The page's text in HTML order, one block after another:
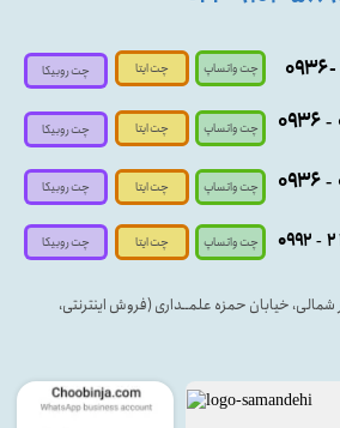
- ۰۹۳۶
شمالی، خیابان حمزه علمــداری (فروش اینترنتی،
-۰۹۳۶
- ۰۹۳۶
۲ - ۰۹۹۲
چت واتساپ
چت واتساپ
چت واتساپ
چت واتساپ
چت ایتا
چت ایتا
چت ایتا
چت ایتا
چت روبیکا
چت روبیکا
چت روبیکا
چت روبیکا